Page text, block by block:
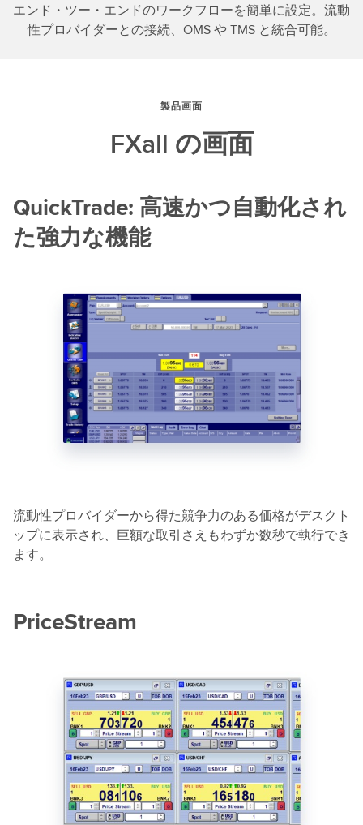
エンド・ツー・エンドのワークフローを簡単に設定。流動
性プロバイダーとの接続、OMS や TMS と統合可能。
製品画面
FXall の画面
QuickTrade: 高速かつ自動化され
た強力な機能
流動性プロバイダーから得た競争力のある価格がデスクト
ップに表示され、巨額な取引さえもわずか数秒で執行でき
ます。
PriceStream